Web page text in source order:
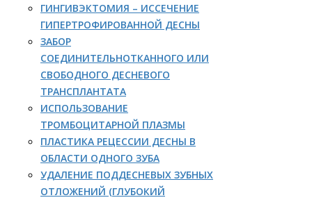
ГИНГИВЭКТОМИЯ – ИССЕЧЕНИЕ
ГИПЕРТРОФИРОВАННОЙ ДЕСНЫ
ЗАБОР
СОЕДИНИТЕЛЬНОТКАННОГО ИЛИ
СВОБОДНОГО ДЕСНЕВОГО
ТРАНСПЛАНТАТА
ИСПОЛЬЗОВАНИЕ
ТРОМБОЦИТАРНОЙ ПЛАЗМЫ
ПЛАСТИКА РЕЦЕССИИ ДЕСНЫ В
ОБЛАСТИ ОДНОГО ЗУБА
УДАЛЕНИЕ ПОДДЕСНЕВЫХ ЗУБНЫХ
ОТЛОЖЕНИЙ (ГЛУБОКИЙ